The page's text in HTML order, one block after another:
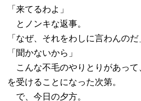
「来てるわよ」
とノンキな返事。
「なぜ、それをわしに言わんのだ
「聞かないから」
こんな不毛のやりとりがあって
を受けることになった次第。
で、今日の夕方。